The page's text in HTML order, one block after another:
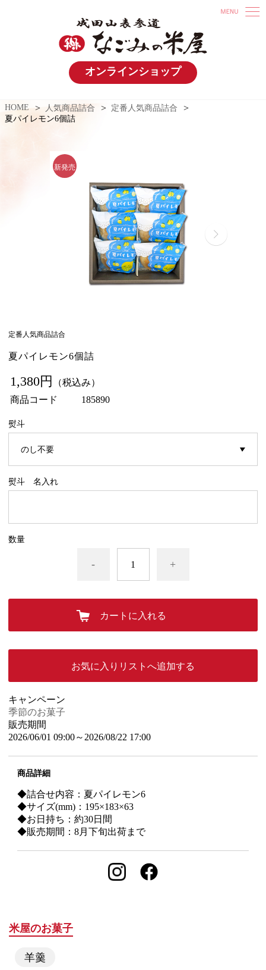
オンラインショップ
HOME 人気商品詰合
定番人気商品詰合
夏パイレモン6個詰
定番人気商品詰合
夏パイレモン6個詰
1,380円
（税込み）
商品コード
185890
熨斗
熨斗 名入れ
数量
- +
カートに入れる
お気に入りリストへ追加する
キャンペーン
季節のお菓子
販売期間
2026/06/01 09:00～2026/08/22 17:00
商品詳細
◆詰合せ内容：夏パイレモン6
◆サイズ(mm)：195×183×63
◆お日持ち：約30日間
◆販売期間：8月下旬出荷まで
米屋のお菓子
羊羹